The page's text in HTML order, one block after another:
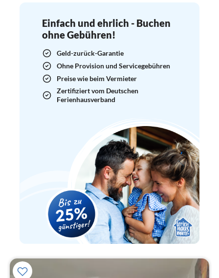
Einfach und ehrlich - Buchen
ohne Gebühren!
Geld-zurück-Garantie
Ohne Provision und Servicegebühren
Preise wie beim Vermieter
Zertifiziert vom Deutschen
Ferienhausverband